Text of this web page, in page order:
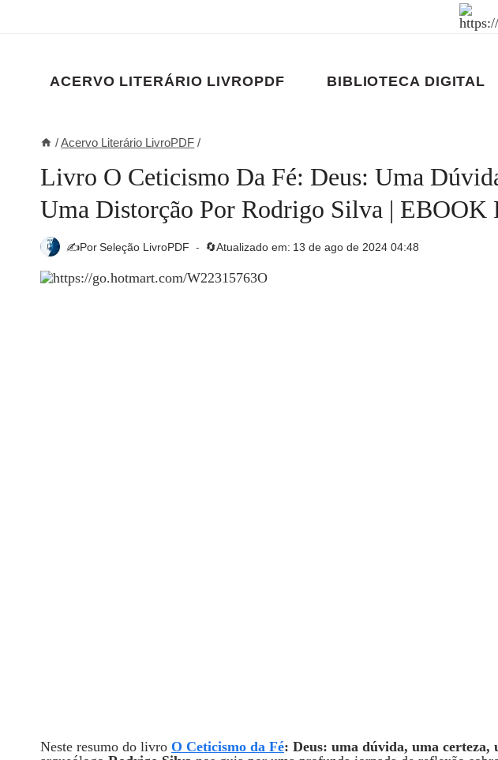
ACERVO LITERÁRIO LIVROPDF BIBLIOTECA DIGITAL
/Acervo Literário LivroPDF /
Livro O Ceticismo Da Fé: Deus: Uma
Uma Distorção Por Rodrigo Silva | EBOOK
✍️PorSeleção LivroPDF 🔄Atualizado em: 13 de ago de 2024 04:48
Neste resumo do livro O Ceticismo da Fé: Deus: uma dúvida, uma certeza,